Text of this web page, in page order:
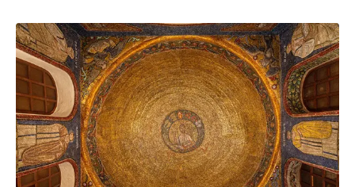
Lees meer over Ambrosius – bewonder de schat van